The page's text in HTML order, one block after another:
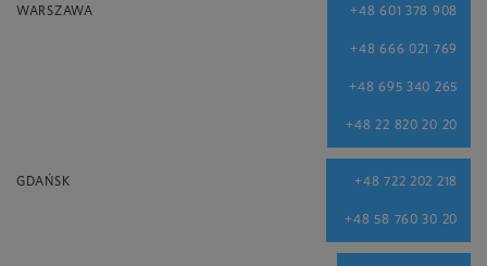
WARSZAWA +48 601 378 908
+48 666 021 769
+48 695 340 265
+48 22 820 20 20
GDAŃSK +48 722 202 218
+48 58 760 30 20